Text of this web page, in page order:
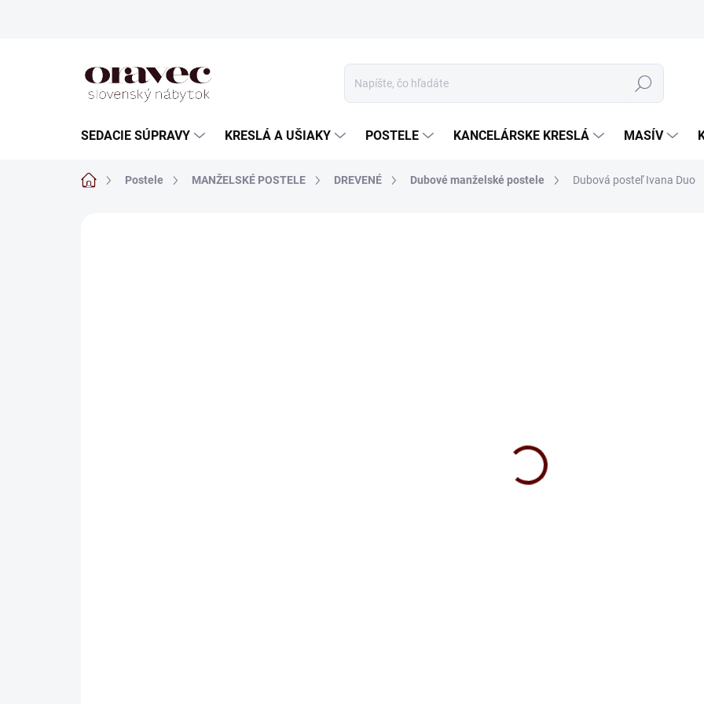
Hľadať
SEDACIE SÚPRAVY KRESLÁ A UŠIAKY POSTELE KANCELÁRSKE KRESLÁ MASÍV
DomovPostele MANŽELSKÉ POSTELE DREVENÉ Dubové manželské postele Dubová posteľ Ivana Duo